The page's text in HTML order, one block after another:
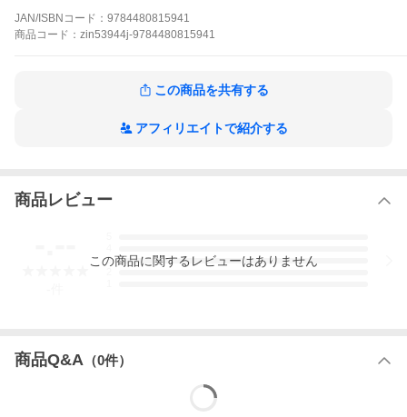
JAN/ISBNコード： 9784480815941
商品 コード： zin53944j-9784480815941
この商品を共有する
アフィリエイトで紹介する
商品レビュー
3
この商品に関するレビューはありません
商品Q&A （0件）